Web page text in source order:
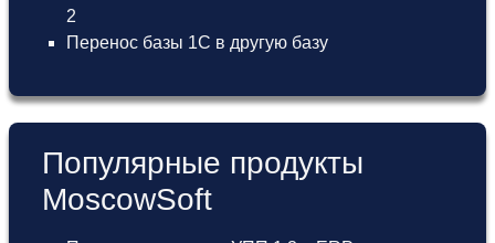
2
Перенос базы 1С в другую базу
Популярные продукты
MoscowSoft